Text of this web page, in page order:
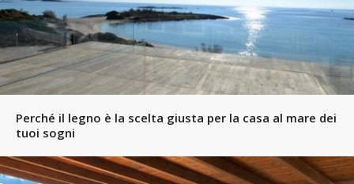
Perché il legno è la scelta giusta per la casa al mare dei
tuoi sogni